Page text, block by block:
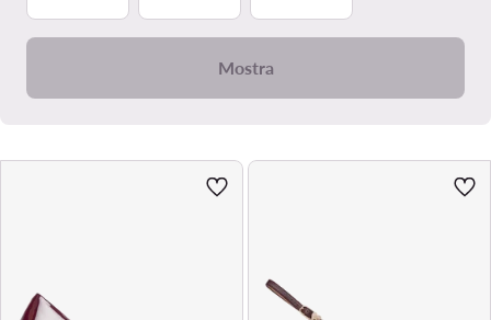
Mostra